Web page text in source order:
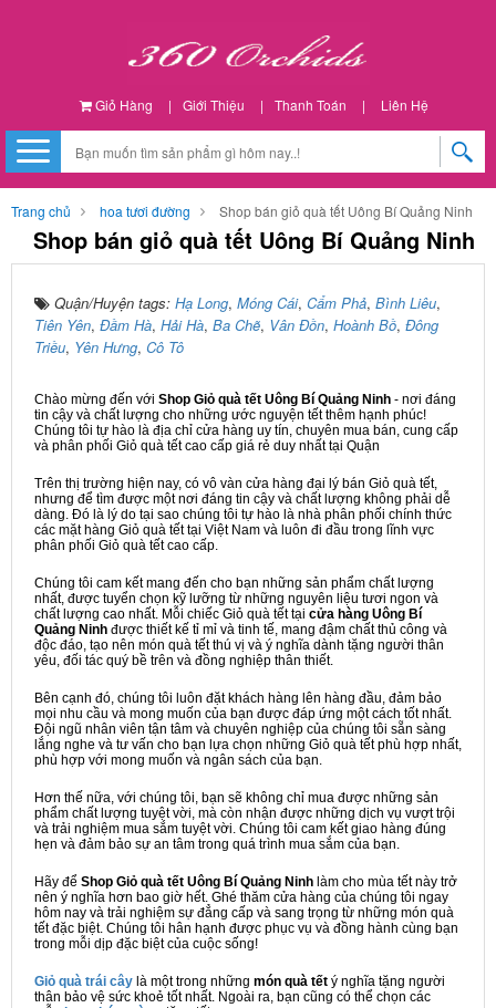
Giỏ Hàng | Giới Thiệu | Thanh Toán | Liên Hệ
Trang chủ hoa tươi đường Shop bán giỏ quà tết Uông Bí Quảng Ninh
Shop bán giỏ quà tết Uông Bí Quảng Ninh
Quận/Huyện tags: Hạ Long, Móng Cái, Cẩm Phả, Bình Liêu,
Tiên Yên, Đầm Hà, Hải Hà, Ba Chẽ, Vân Đồn, Hoành Bồ, Đông
Triều, Yên Hưng, Cô Tô
Chào mừng đến với Shop Giỏ quà tết Uông Bí Quảng Ninh - nơi đáng
tin cậy và chất lượng cho những ước nguyện tết thêm hạnh phúc!
Chúng tôi tự hào là địa chỉ cửa hàng uy tín, chuyên mua bán, cung cấp
và phân phối Giỏ quà tết cao cấp giá rẻ duy nhất tại Quận
Trên thị trường hiện nay, có vô vàn cửa hàng đại lý bán Giỏ quà tết,
nhưng để tìm được một nơi đáng tin cậy và chất lượng không phải dễ
dàng. Đó là lý do tại sao chúng tôi tự hào là nhà phân phối chính thức
các mặt hàng Giỏ quà tết tại Việt Nam và luôn đi đầu trong lĩnh vực
phân phối Giỏ quà tết cao cấp.
Chúng tôi cam kết mang đến cho bạn những sản phẩm chất lượng
nhất, được tuyển chọn kỹ lưỡng từ những nguyên liệu tươi ngon và
chất lượng cao nhất. Mỗi chiếc Giỏ quà tết tại cửa hàng Uông Bí
Quảng Ninh được thiết kế tỉ mỉ và tinh tế, mang đậm chất thủ công và
độc đáo, tạo nên món quà tết thú vị và ý nghĩa dành tặng người thân
yêu, đối tác quý bề trên và đồng nghiệp thân thiết.
Bên cạnh đó, chúng tôi luôn đặt khách hàng lên hàng đầu, đảm bảo
mọi nhu cầu và mong muốn của bạn được đáp ứng một cách tốt nhất.
Đội ngũ nhân viên tận tâm và chuyên nghiệp của chúng tôi sẵn sàng
lắng nghe và tư vấn cho bạn lựa chọn những Giỏ quà tết phù hợp nhất,
phù hợp với mong muốn và ngân sách của bạn.
Hơn thế nữa, với chúng tôi, bạn sẽ không chỉ mua được những sản
phẩm chất lượng tuyệt vời, mà còn nhận được những dịch vụ vượt trội
và trải nghiệm mua sắm tuyệt vời. Chúng tôi cam kết giao hàng đúng
hẹn và đảm bảo sự an tâm trong quá trình mua sắm của bạn.
Hãy để Shop Giỏ quà tết Uông Bí Quảng Ninh làm cho mùa tết này trở
nên ý nghĩa hơn bao giờ hết. Ghé thăm cửa hàng của chúng tôi ngay
hôm nay và trải nghiệm sự đẳng cấp và sang trọng từ những món quà
tết đặc biệt. Chúng tôi hân hạnh được phục vụ và đồng hành cùng bạn
trong mỗi dịp đặc biệt của cuộc sống!
Giỏ quà trái cây là một trong những món quà tết ý nghĩa tặng người
thân bảo vệ sức khoẻ tốt nhất. Ngoài ra, bạn cũng có thể chọn các